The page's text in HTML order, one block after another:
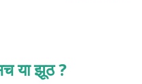
या झूठ ?